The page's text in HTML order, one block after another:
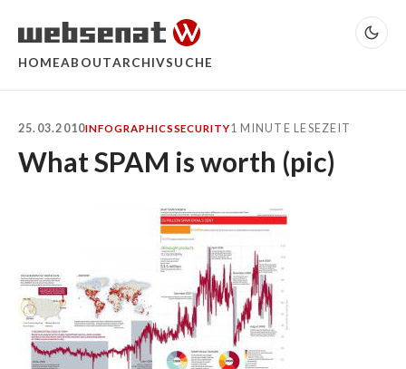
HOMEABOUTARCHIVSUCHE
25.03.2010INFOGRAPHICSSECURITY1 MINUTE LESEZEIT
What SPAM is worth (pic)